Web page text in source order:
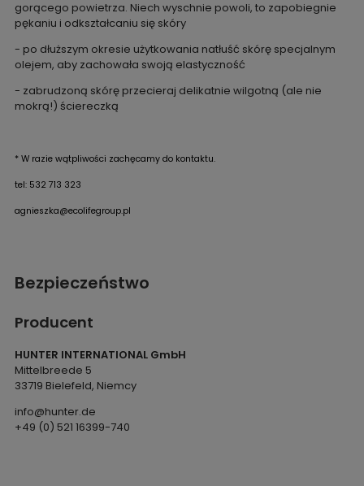
gorącego powietrza. Niech wyschnie powoli, to zapobiegnie
pękaniu i odkształcaniu się skóry
- po dłuższym okresie użytkowania natłuść skórę specjalnym
olejem, aby zachowała swoją elastyczność
- zabrudzoną skórę przecieraj delikatnie wilgotną (ale nie
mokrą!) ściereczką
* W razie wątpliwości zachęcamy do kontaktu.
tel: 532 713 323
agnieszka@ecolifegroup.pl
Bezpieczeństwo
Producent
HUNTER INTERNATIONAL GmbH
Mittelbreede 5
33719 Bielefeld, Niemcy
info@hunter.de
+49 (0) 521 16399-740